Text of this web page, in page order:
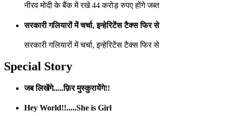
नीरव मोदी के बैंक में रखे 44 करोड़ रुपए होंगे जब्त
सरकारी गलियारों में चर्चा, इन्हेरिटेंस टैक्स फिर से
सरकारी गलियारों में चर्चा, इन्हेरिटेंस टैक्स फिर से
Special Story
जब लिखेंगे.....फ़िर मुस्कुरायेंगे!!
Hey World!!.....She is Girl